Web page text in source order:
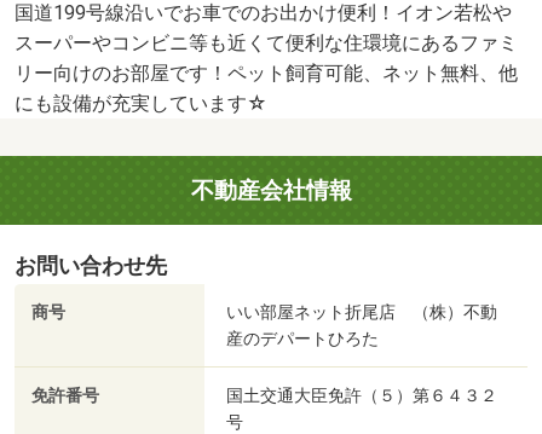
国道199号線沿いでお車でのお出かけ便利！イオン若松や
スーパーやコンビニ等も近くて便利な住環境にあるファミ
リー向けのお部屋です！ペット飼育可能、ネット無料、他
にも設備が充実しています☆
不動産会社情報
お問い合わせ先
商号
いい部屋ネット折尾店 （株）不動
産のデパートひろた
免許番号
国土交通大臣免許（５）第６４３２
号